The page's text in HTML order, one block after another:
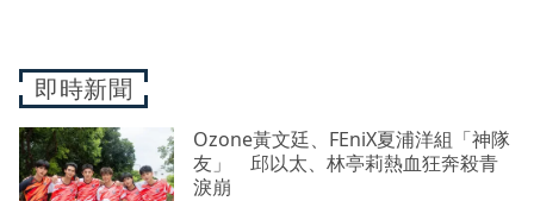
即時新聞
Ozone黃文廷、FEniX夏浦洋組「神隊
友」 邱以太、林亭莉熱血狂奔殺青
淚崩